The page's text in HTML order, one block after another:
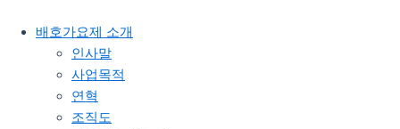
배호가요제 소개
인사말
사업목적
연혁
조직도